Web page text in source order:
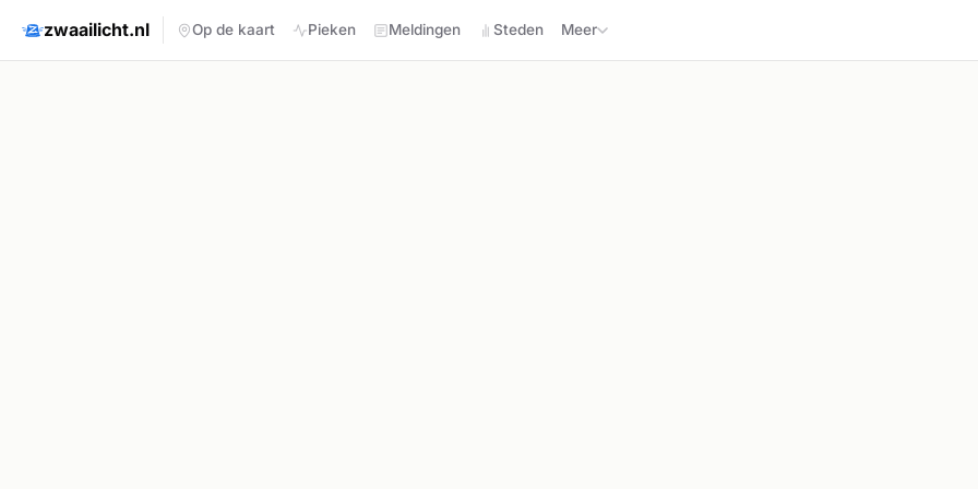
zwaailicht.nl Op de kaart Pieken Meldingen Steden Meer